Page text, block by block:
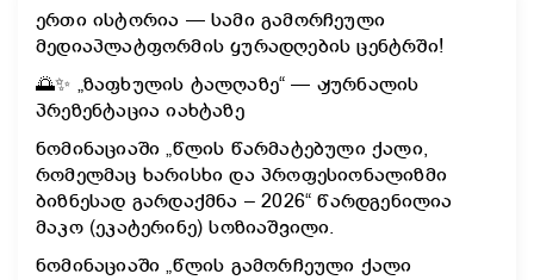
ერთი ისტორია — სამი გამორჩეული
მედიაპლატფორმის ყურადღების ცენტრში!
🌅✨ „ზაფხულის ტალღაზე“ — ჟურნალის
პრეზენტაცია იახტაზე
ნომინაციაში „წლის წარმატებული ქალი,
რომელმაც ხარისხი და პროფესიონალიზმი
ბიზნესად გარდაქმნა – 2026“ წარდგენილია
მაკო (ეკატერინე) სოზიაშვილი.
ნომინაციაში „წლის გამორჩეული ქალი